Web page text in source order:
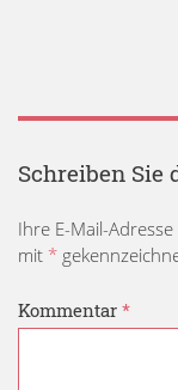
Schreiben Sie
Ihre E-Mail-
mit *
Kommentar *